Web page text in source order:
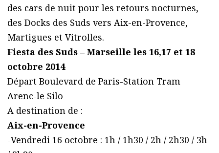
des cars de nuit pour les retours nocturnes,
des Docks des Suds vers Aix-en-Provence,
Martigues et Vitrolles.
Fiesta des Suds – Marseille les 16,17 et 18
octobre 2014
Départ Boulevard de Paris-Station Tram
Arenc-le Silo
A destination de :
Aix-en-Provence
-Vendredi 16 octobre : 1h / 1h30 / 2h / 2h30 / 3h